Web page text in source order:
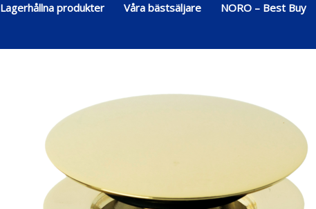
Lagerhållna produkter Våra bästsäljare NORO – Best Buy